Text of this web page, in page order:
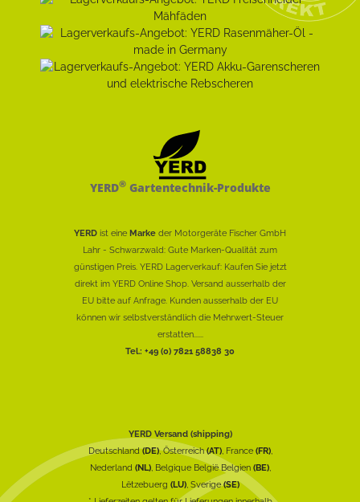
YERD®Gartentechnik-Produkte
YERD ist eine Marke der Motorgeräte Fischer GmbH
Lahr - Schwarzwald: Gute Marken-Qualität zum
günstigen Preis. YERD Lagerverkauf: Kaufen Sie jetzt
direkt im YERD Online Shop. Versand ausserhalb der
EU bitte auf Anfrage. Kunden ausserhalb der EU
können wir selbstverständlich die Mehrwert-Steuer
erstatten......
Tel.: +49 (0) 7821 58838 30
YERD Versand (shipping)
Deutschland(DE), Österreich(AT), France (FR),
Nederland (NL), Belgique België Belgien (BE),
Lëtzebuerg (LU), Sverige(SE)